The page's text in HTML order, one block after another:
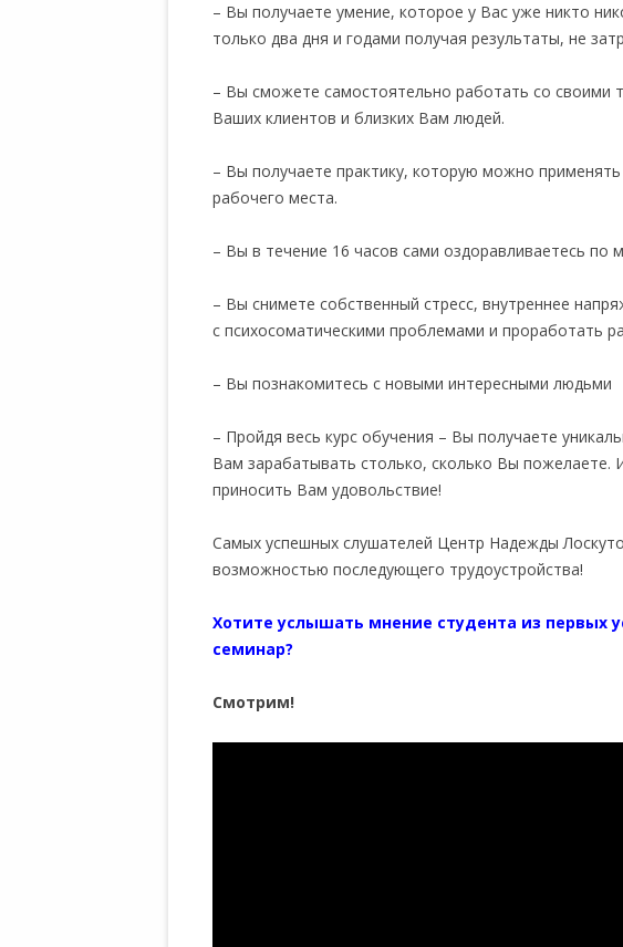
– Вы получаете умение, которое у Вас уже никто
только два дня и годами получая результаты, не
– Вы сможете самостоятельно работать со
Ваших клиентов и близких Вам людей.
– Вы получаете практику, которую можно
рабочего места.
– Вы в течение 16 часов сами оздоравливаетесь по
– Вы снимете собственный стресс, внутреннее
с психосоматическими проблемами и проработать
– Вы познакомитесь с новыми интересными людьми
– Пройдя весь курс обучения – Вы получаете
Вам зарабатывать столько, сколько Вы пожелаете.
приносить Вам удовольствие!
Самых успешных слушателей Центр Надежды
возможностью последующего трудоустройства!
Хотите услышать мнение студента из первых
семинар?
Смотрим!